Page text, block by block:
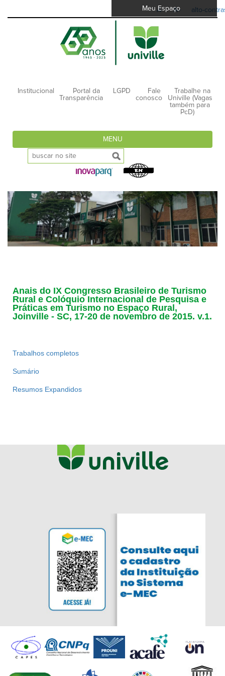
A- A+ alto-
Meu Espaço
Institucional
Portal da
Transparência
LGPD
Fale
conosco
Trabalhe na
Univille (Vagas
também para
PcD)
MENU
Anais do IX Congresso Brasileiro de Turismo
Rural e Colóquio Internacional de Pesquisa e
Práticas em Turismo no Espaço Rural,
Joinville - SC, 17-20 de novembro de 2015. v.1.
Trabalhos completos
Sumário
Resumos Expandidos